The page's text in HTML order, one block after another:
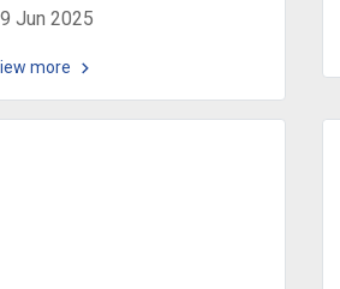
Jun 2025
more